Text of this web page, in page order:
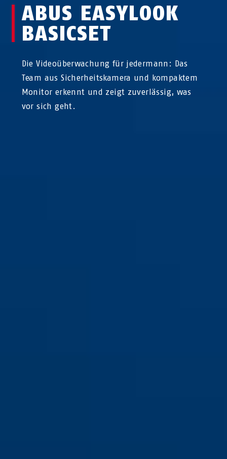
ABUS EASYLOOK
BASICSET
Die Videoüberwachung für jedermann: Das
Team aus Sicherheitskamera und kompaktem
Monitor erkennt und zeigt zuverlässig, was
vor sich geht.